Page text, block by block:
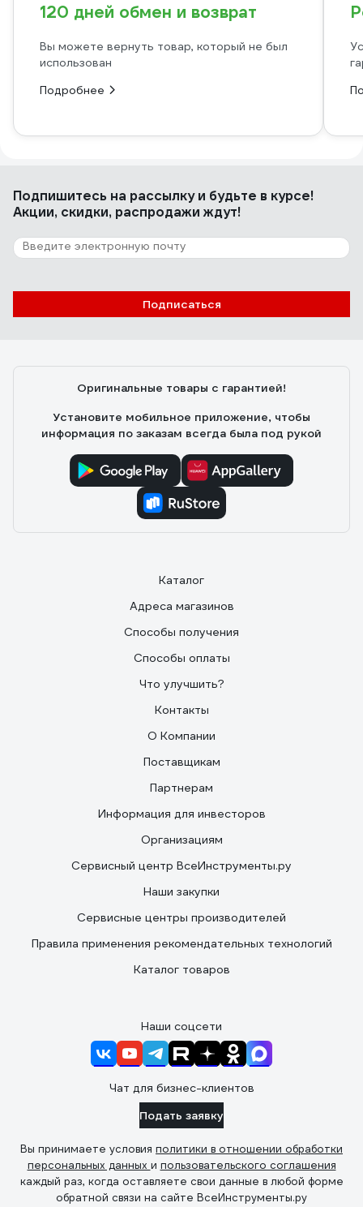
120 дней обмен и возврат
Вы можете вернуть товар, который не был
использован
Подробнее
Подпишитесь на рассылкуи будьте в курсе!
Акции, скидки, распродажи ждут!
Подписаться
Оригинальные товары с гарантией!
Установите мобильное приложение, чтобы
информация по заказам всегда была под рукой
Каталог
Адреса магазинов
Способы получения
Способы оплаты
Что улучшить?
Контакты
О Компании
Поставщикам
Партнерам
Информация для инвесторов
Организациям
Сервисный центр ВсеИнструменты.ру
Наши закупки
Сервисные центры производителей
Правила применения рекомендательных технологий
Каталог товаров
Наши соцсети
Чат для бизнес-клиентов
Подать заявку
Вы принимаете условия политики в отношении обработки
персональных данных и пользовательского соглашения
каждый раз, когда оставляете свои данные в любой форме
обратной связи на сайте ВсеИнструменты.ру